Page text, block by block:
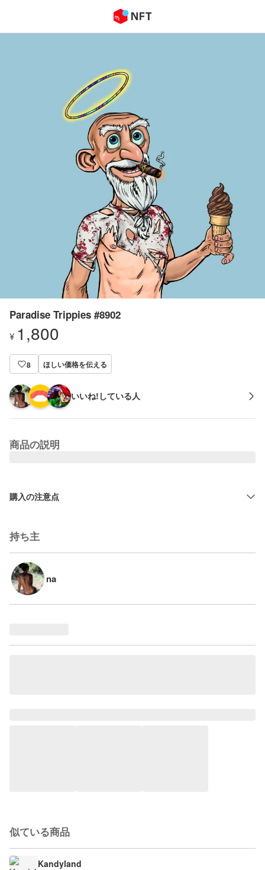
Paradise Trippies #8902
¥ 1,800
8 ほしい価格を伝える
いいね!している人
商品の説明
購入の注意点
持ち主
na
似ている商品
Kandyland